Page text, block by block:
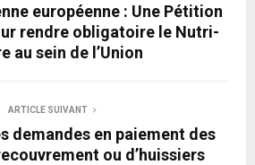
européenne : Une Pétition
rendre obligatoire le Nutri-
au sein de l’Union
ARTICLE SUIVANT
demandes en paiement des
ou d’huissiers